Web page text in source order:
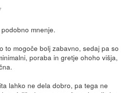
mnenje.
to mogoče bolj zabavno, sedaj pa so
poraba in gretje ohoho višja,
lahko ne dela dobro, pa tega ne